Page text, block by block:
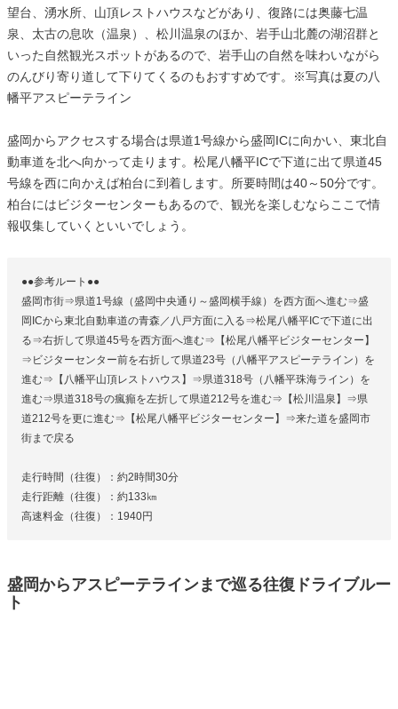
望台、湧水所、山頂レストハウスなどがあり、復路には奥藤七温
泉、太古の息吹（温泉）、松川温泉のほか、岩手山北麓の湖沼群と
いった自然観光スポットがあるので、岩手山の自然を味わいながら
のんびり寄り道して下りてくるのもおすすめです。※写真は夏の八
幡平アスピーテライン
盛岡からアクセスする場合は県道1号線から盛岡ICに向かい、東北自
動車道を北へ向かって走ります。松尾八幡平ICで下道に出て県道45
号線を西に向かえば柏台に到着します。所要時間は40～50分です。
柏台にはビジターセンターもあるので、観光を楽しむならここで情
報収集していくといいでしょう。
●●参考ルート●●
盛岡市街⇒県道1号線（盛岡中央通り～盛岡横手線）を西方面へ進む⇒盛
岡ICから東北自動車道の青森／八戸方面に入る⇒松尾八幡平ICで下道に出
る⇒右折して県道45号を西方面へ進む⇒【松尾八幡平ビジターセンター】
⇒ビジターセンター前を右折して県道23号（八幡平アスピーテライン）を
進む⇒【八幡平山頂レストハウス】⇒県道318号（八幡平珠海ライン）を
進む⇒県道318号の瘋癲を左折して県道212号を進む⇒【松川温泉】⇒県
道212号を更に進む⇒【松尾八幡平ビジターセンター】⇒来た道を盛岡市
街まで戻る
走行時間（往復）：約2時間30分
走行距離（往復）：約133㎞
高速料金（往復）：1940円
盛岡からアスピーテラインまで巡る往復ドライブルー
ト